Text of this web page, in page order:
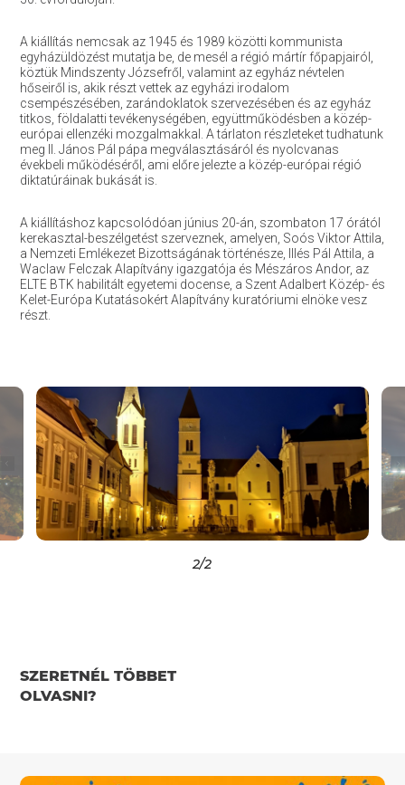
A kiállítás nemcsak az 1945 és 1989 közötti kommunista
egyházüldözést mutatja be, de mesél a régió mártír főpapjairól,
köztük Mindszenty Józsefről, valamint az egyház névtelen
hőseiről is, akik részt vettek az egyházi irodalom
csempészésében, zarándoklatok szervezésében és az egyház
titkos, földalatti tevékenységében, együttműködésben a közép-
európai ellenzéki mozgalmakkal. A tárlaton részleteket tudhatunk
meg II. János Pál pápa megválasztásáról és nyolcvanas
évekbeli működéséről, ami előre jelezte a közép-európai régió
diktatúráinak bukását is.
A kiállításhoz kapcsolódóan június 20-án, szombaton 17 órától
kerekasztal-beszélgetést szerveznek, amelyen, Soós Viktor Attila,
a Nemzeti Emlékezet Bizottságának történésze, Illés Pál Attila, a
Waclaw Felczak Alapítvány igazgatója és Mészáros Andor, az
ELTE BTK habilitált egyetemi docense, a Szent Adalbert Közép- és
Kelet-Európa Kutatásokért Alapítvány kuratóriumi elnöke vesz
részt.
2/2
SZERETNÉL TÖBBET
OLVASNI?